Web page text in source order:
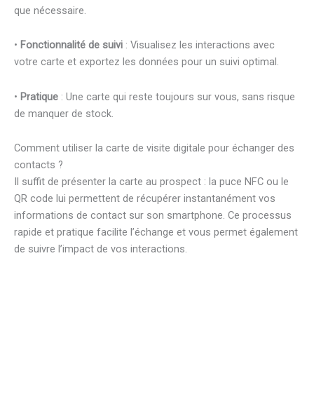
que nécessaire.
• Fonctionnalité de suivi : Visualisez les interactions avec
votre carte et exportez les données pour un suivi optimal.
• Pratique : Une carte qui reste toujours sur vous, sans risque
de manquer de stock.
Comment utiliser la carte de visite digitale pour échanger des
contacts ?
Il suffit de présenter la carte au prospect : la puce NFC ou le
QR code lui permettent de récupérer instantanément vos
informations de contact sur son smartphone. Ce processus
rapide et pratique facilite l’échange et vous permet également
de suivre l’impact de vos interactions.